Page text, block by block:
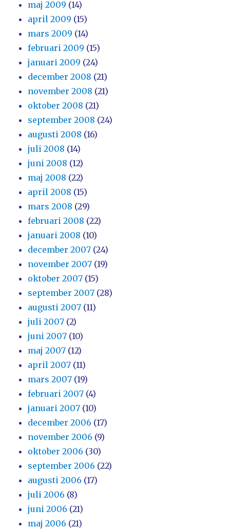
maj 2009 (14)
april 2009 (15)
mars 2009 (14)
februari 2009 (15)
januari 2009 (24)
december 2008 (21)
november 2008 (21)
oktober 2008 (21)
september 2008 (24)
augusti 2008 (16)
juli 2008 (14)
juni 2008 (12)
maj 2008 (22)
april 2008 (15)
mars 2008 (29)
februari 2008 (22)
januari 2008 (10)
december 2007 (24)
november 2007 (19)
oktober 2007 (15)
september 2007 (28)
augusti 2007 (11)
juli 2007 (2)
juni 2007 (10)
maj 2007 (12)
april 2007 (11)
mars 2007 (19)
februari 2007 (4)
januari 2007 (10)
december 2006 (17)
november 2006 (9)
oktober 2006 (30)
september 2006 (22)
augusti 2006 (17)
juli 2006 (8)
juni 2006 (21)
maj 2006 (21)